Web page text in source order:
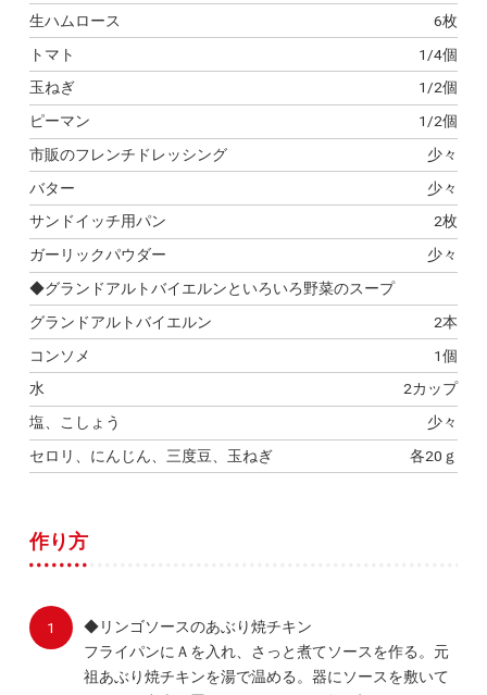
生ハムロース
6枚
トマト
1/4個
玉ねぎ
1/2個
ピーマン
1/2個
市販のフレンチドレッシング
少々
バター
少々
サンドイッチ用パン
2枚
ガーリックパウダー
少々
◆グランドアルトバイエルンといろいろ野菜のスープ
グランドアルトバイエルン
2本
コンソメ
1個
水
2カップ
塩、こしょう
少々
セロリ、にんじん、三度豆、玉ねぎ
各20ｇ
作り方
◆リンゴソースのあぶり焼チキン
フライパンにＡを入れ、さっと煮てソースを作る。元
祖あぶり焼チキンを湯で温める。器にソースを敷いて